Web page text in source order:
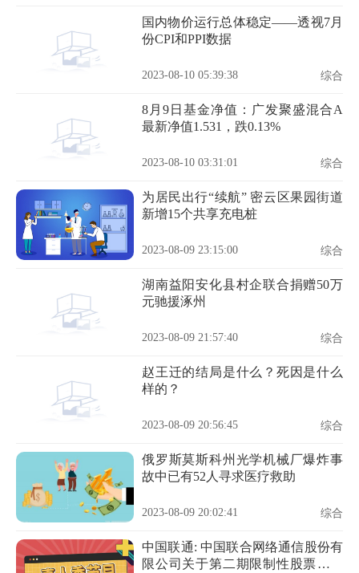
国内物价运行总体稳定——透视7月
份CPI和PPI数据
2023-08-10 05:39:38 综合
8月9日基金净值：广发聚盛混合A
最新净值1.531，跌0.13%
2023-08-10 03:31:01 综合
为居民出行“续航” 密云区果园街道
新增15个共享充电桩
2023-08-09 23:15:00 综合
湖南益阳安化县村企联合捐赠50万
元驰援涿州
2023-08-09 21:57:40 综合
赵王迁的结局是什么？死因是什么
样的？
2023-08-09 20:56:45 综合
俄罗斯莫斯科州光学机械厂爆炸事
故中已有52人寻求医疗救助
2023-08-09 20:02:41 综合
中国联通: 中国联合网络通信股份有
限公司关于第二期限制性股票激励